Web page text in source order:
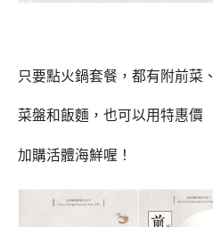
只要點火鍋套餐，都有附前菜、
菜盤和飯麵，也可以用特惠價
加購活體海鮮喔！